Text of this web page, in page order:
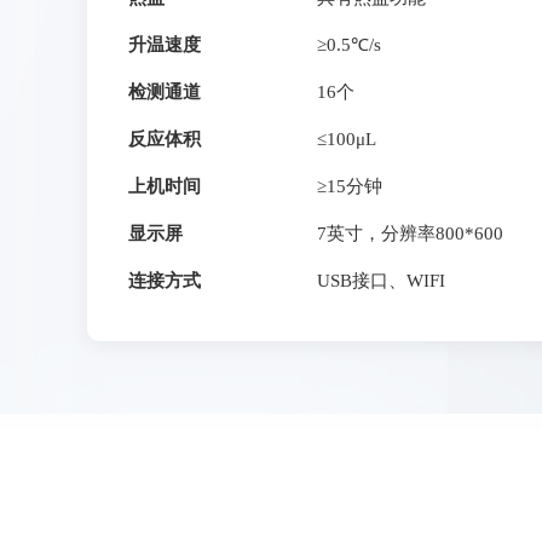
升温速度 ≥0.5℃/s
检测通道 16个
反应体积 ≤100μL
上机时间 ≥15分钟
显示屏 7英寸，分辨率800*600
连接方式 USB接口、WIFI